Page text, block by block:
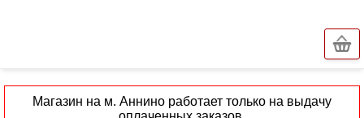
Магазин на м. Аннино работает только на выдачу